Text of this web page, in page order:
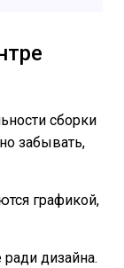
сборки
забывать,
графикой,
дизайна.